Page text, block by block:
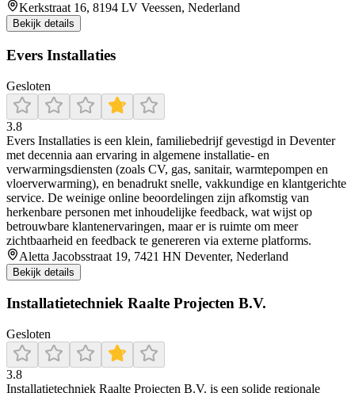
Kerkstraat 16, 8194 LV Veessen, Nederland
Bekijk details
Evers Installaties
Gesloten
3.8
Evers Installaties is een klein, familiebedrijf gevestigd in Deventer
met decennia aan ervaring in algemene installatie- en
verwarmingsdiensten (zoals CV, gas, sanitair, warmtepompen en
vloerverwarming), en benadrukt snelle, vakkundige en klantgerichte
service. De weinige online beoordelingen zijn afkomstig van
herkenbare personen met inhoudelijke feedback, wat wijst op
betrouwbare klantenervaringen, maar er is ruimte om meer
zichtbaarheid en feedback te genereren via externe platforms.
Aletta Jacobsstraat 19, 7421 HN Deventer, Nederland
Bekijk details
Installatietechniek Raalte Projecten B.V.
Gesloten
3.8
Installatietechniek Raalte Projecten B.V. is een solide regionale